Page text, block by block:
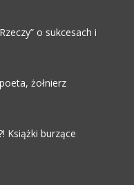
o sukcesach i
żołnierz
Książki burzące